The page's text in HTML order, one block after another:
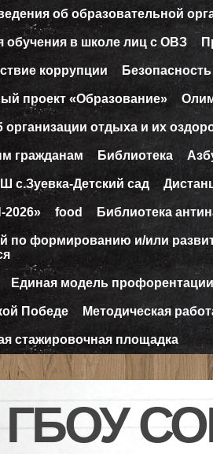
об образовательной
обучения в школе лиц с ОВЗ
коррупции Безопасность
проект «Образование»
организации отдыха и их
гражданам Библиотека
с.Зуевка-Детский сад
food Библиотека
по формированию и/или
Единая модель профорентации
Победе Методическая
стажировочная площадка
ГБОУ